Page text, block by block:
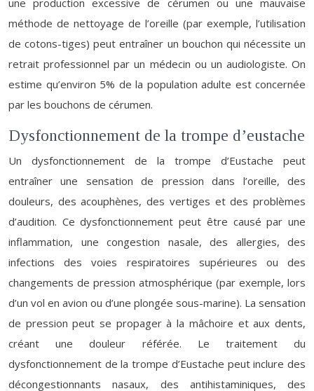
une production excessive de cérumen ou une mauvaise
méthode de nettoyage de l’oreille (par exemple, l’utilisation
de cotons-tiges) peut entraîner un bouchon qui nécessite un
retrait professionnel par un médecin ou un audiologiste. On
estime qu’environ 5% de la population adulte est concernée
par les bouchons de cérumen.
Dysfonctionnement de la trompe d’eustache
Un dysfonctionnement de la trompe d’Eustache peut
entraîner une sensation de pression dans l’oreille, des
douleurs, des acouphènes, des vertiges et des problèmes
d’audition. Ce dysfonctionnement peut être causé par une
inflammation, une congestion nasale, des allergies, des
infections des voies respiratoires supérieures ou des
changements de pression atmosphérique (par exemple, lors
d’un vol en avion ou d’une plongée sous-marine). La sensation
de pression peut se propager à la mâchoire et aux dents,
créant une douleur référée. Le traitement du
dysfonctionnement de la trompe d’Eustache peut inclure des
décongestionnants nasaux, des antihistaminiques, des